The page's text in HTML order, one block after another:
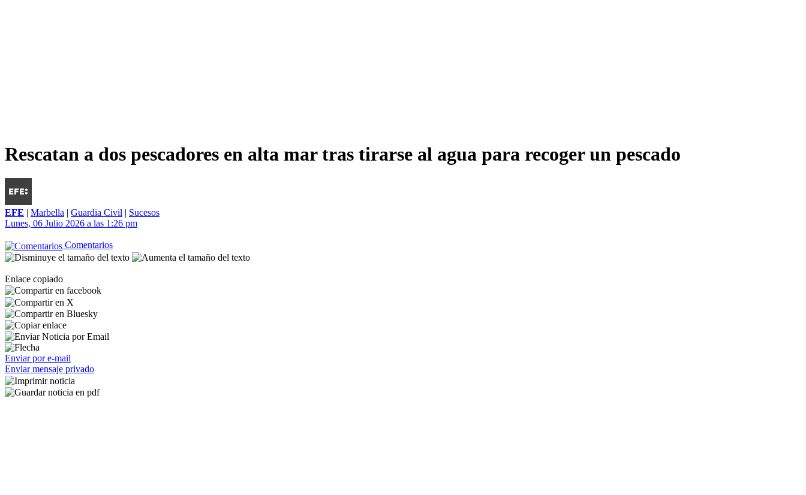
Rescatan a dos pescadores en alta mar tras tirarse al agua para recoger un pescado
EFE | Marbella | Guardia Civil | Sucesos
Lunes, 06 Julio 2026 a las 1:26 pm
Comentarios
Enlace copiado
Enviar por e-mail
Enviar mensaje privado